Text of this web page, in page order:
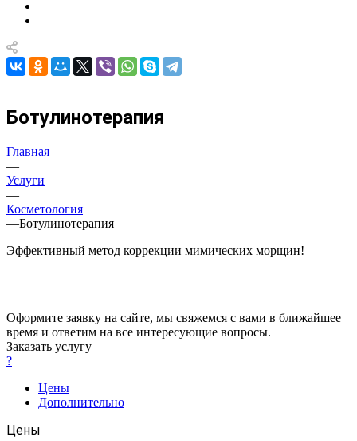
Ботулинотерапия
Главная
—
Услуги
—
Косметология
—Ботулинотерапия
Эффективный метод коррекции мимических морщин!
Оформите заявку на сайте, мы свяжемся с вами в ближайшее
время и ответим на все интересующие вопросы.
Заказать услугу
?
Цены
Дополнительно
Цены